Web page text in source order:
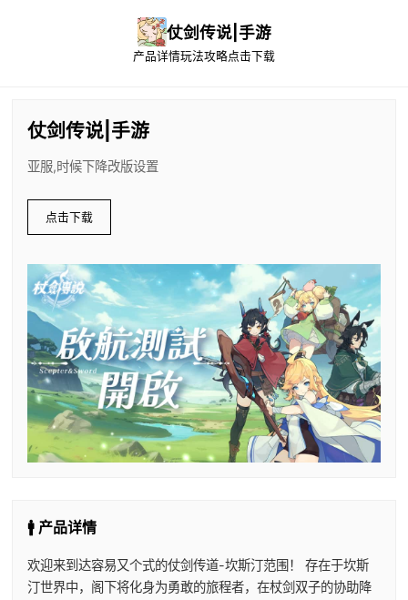
仗剑传说|手游
产品详情玩法攻略点击下载
仗剑传说|手游
亚服,时候下降改版设置
点击下载
🚹 产品详情
欢迎来到达容易又个式的仗剑传道-坎斯汀范围！ 存在于坎斯
汀世界中，阁下将化身为勇敢的旅程者，在杖剑双子的协助降